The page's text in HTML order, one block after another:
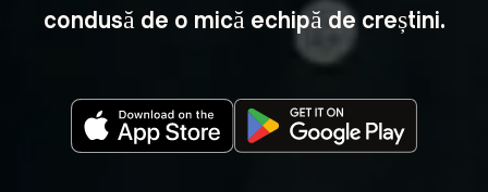
condusă de o mică echipă de creștini.